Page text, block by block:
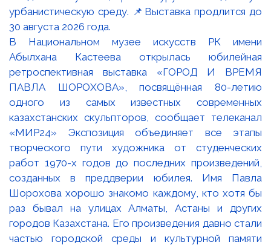
В Национальном музее искусств РК имени
Абылхана Кастеева открылась юбилейная
ретроспективная выставка «ГОРОД И ВРЕМЯ
ПАВЛА ШОРОХОВА», посвящённая 80-летию
одного из самых известных современных
казахстанских скульпторов, сообщает телеканал
«МИР24» Экспозиция объединяет все этапы
творческого пути художника от студенческих
работ 1970-х годов до последних произведений,
созданных в преддверии юбилея. Имя Павла
Шорохова хорошо знакомо каждому, кто хотя бы
раз бывал на улицах Алматы, Астаны и других
городов Казахстана. Его произведения давно стали
частью городской среды и культурной памяти